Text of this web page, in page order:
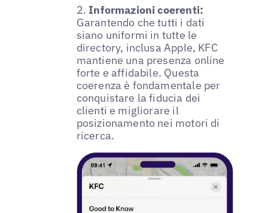
2. Informazioni coerenti:
Garantendo che tutti i dati
siano uniformi in tutte le
directory, inclusa Apple, KFC
mantiene una presenza online
forte e affidabile. Questa
coerenza è fondamentale per
conquistare la fiducia dei
clienti e migliorare il
posizionamento nei motori di
ricerca.